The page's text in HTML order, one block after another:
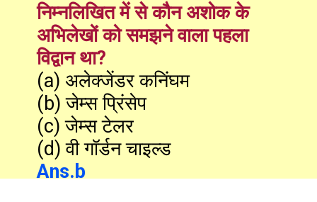
निम्नलिखित में से कौन अशोक के
अभिलेखों को समझने वाला पहला
विद्वान था?
(a) अलेक्जेंडर कनिंघम
(b) जेम्स प्रिंसेप
(c) जेम्स टेलर
Ans.b